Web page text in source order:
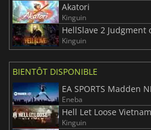
Akatori
Kinguin
HellSlave 2 Judgment
Kinguin
BIENTÔT DISPONIBLE
EA SPORTS Madden
Eneba
Hell Let Loose Vietnam
Kinguin